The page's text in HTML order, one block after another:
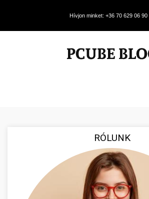
Hívjon minket: +36 70 629 06 90
RÓLUNK